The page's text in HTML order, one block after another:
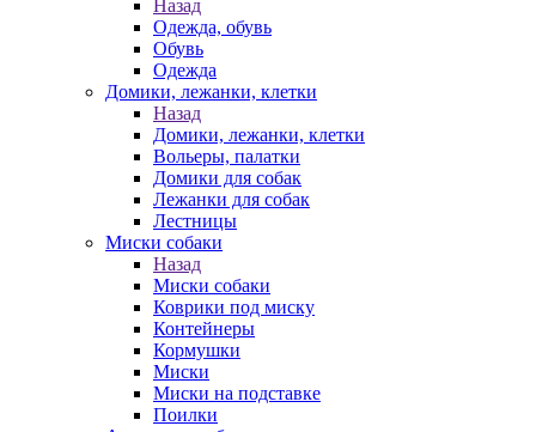
Назад
Одежда, обувь
Обувь
Одежда
Домики, лежанки, клетки
Назад
Домики, лежанки, клетки
Вольеры, палатки
Домики для собак
Лежанки для собак
Лестницы
Миски собаки
Назад
Миски собаки
Коврики под миску
Контейнеры
Кормушки
Миски
Миски на подставке
Поилки